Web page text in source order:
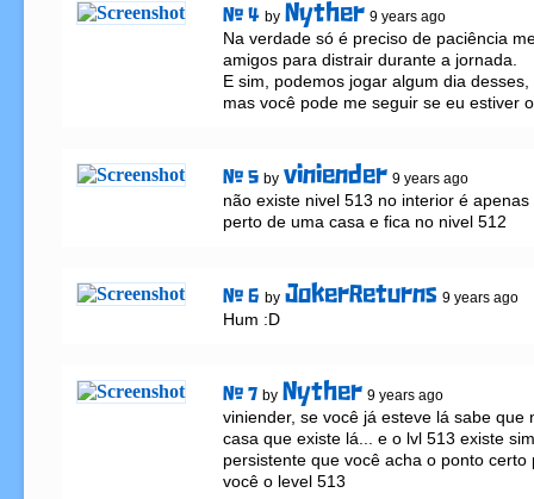
# 4 by Nyther 9 years ago
Na verdade só é preciso de paciência
amigos para distrair durante a jornada.
E sim, podemos jogar algum dia
mas você pode me seguir se eu estiver
# 5 by viniender 9 years ago
não existe nivel 513 no interior é
perto de uma casa e fica no nivel 512
# 6 by JokerReturns 9 years ago
Hum :D
# 7 by Nyther 9 years ago
viniender, se você já esteve lá sabe que
casa que existe lá... e o lvl 513 existe
persistente que você acha o ponto
você o level 513